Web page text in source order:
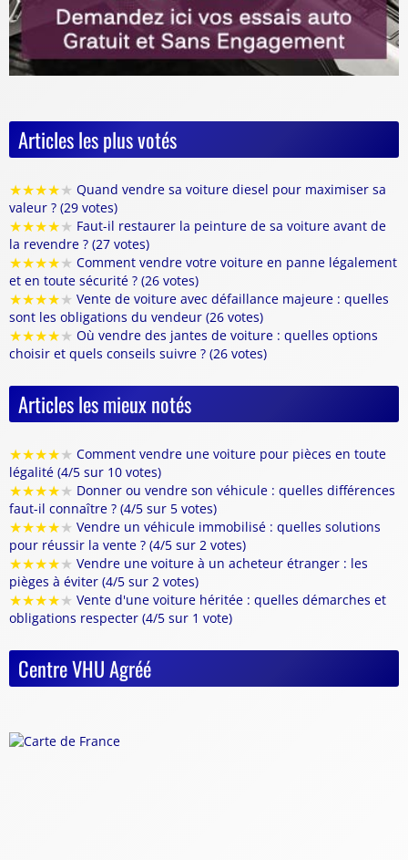
Articles les plus votés
★★★★★ Quand vendre sa voiture diesel pour maximiser sa
valeur ? (29 votes)
★★★★★ Faut-il restaurer la peinture de sa voiture avant de
la revendre ? (27 votes)
★★★★★ Comment vendre votre voiture en panne légalement
et en toute sécurité ? (26 votes)
★★★★★ Vente de voiture avec défaillance majeure : quelles
sont les obligations du vendeur (26 votes)
★★★★★ Où vendre des jantes de voiture : quelles options
choisir et quels conseils suivre ? (26 votes)
Articles les mieux notés
★★★★★ Comment vendre une voiture pour pièces en toute
légalité (4/5 sur 10 votes)
★★★★★ Donner ou vendre son véhicule : quelles différences
faut-il connaître ? (4/5 sur 5 votes)
★★★★★ Vendre un véhicule immobilisé : quelles solutions
pour réussir la vente ? (4/5 sur 2 votes)
★★★★★ Vendre une voiture à un acheteur étranger : les
pièges à éviter (4/5 sur 2 votes)
★★★★★ Vente d'une voiture héritée : quelles démarches et
obligations respecter (4/5 sur 1 vote)
Centre VHU Agréé